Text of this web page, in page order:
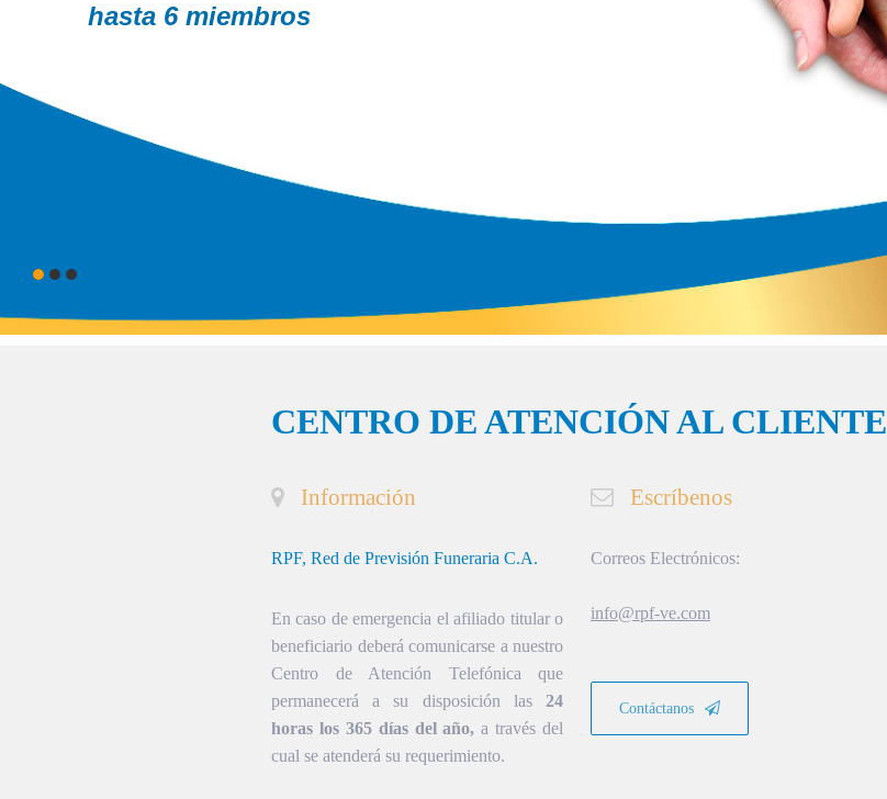
hasta 6 miembros
CENTRO DE ATENCIÓN AL CLIENTE
Información
RPF, Red de Previsión Funeraria C.A.
En caso de emergencia el afiliado titular o
beneficiario deberá comunicarse a nuestro
Centro de Atención Telefónica que
permanecerá a su disposición las 24
horas los 365 días del año, a través del
cual se atenderá su requerimiento.
Escríbenos
Correos Electrónicos:
info@rpf-ve.com
Contáctanos